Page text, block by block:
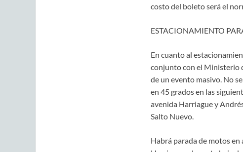
costo del boleto será el
ESTACIONAMIENTO
En cuanto al
conjunto con el Ministerio
de un evento masivo. No
en 45 grados en las
avenida Harriague y
Salto Nuevo.
Habrá parada de motos